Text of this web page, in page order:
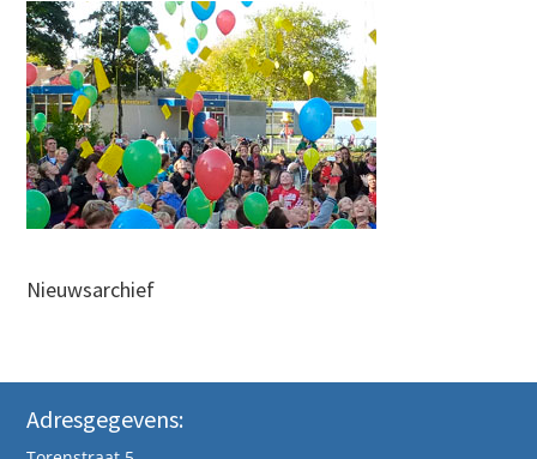
Nieuwsarchief
Adresgegevens: